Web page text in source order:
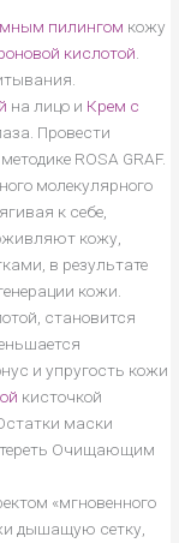
пилингом кожу
кислотой
на лицо и Крем с
Провести
ROSA GRAF.
молекулярного
к себе,
кожу,
в результате
кожи.
становится
и упругость кожи
кисточкой
маски
Очищающим
«мгновенного
дышащую сетку,